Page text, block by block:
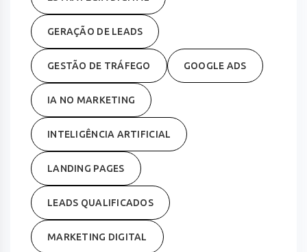
GERAÇÃO DE LEADS
GESTÃO DE TRÁFEGO GOOGLE ADS
IA NO MARKETING
INTELIGÊNCIA ARTIFICIAL
LANDING PAGES
LEADS QUALIFICADOS
MARKETING DIGITAL